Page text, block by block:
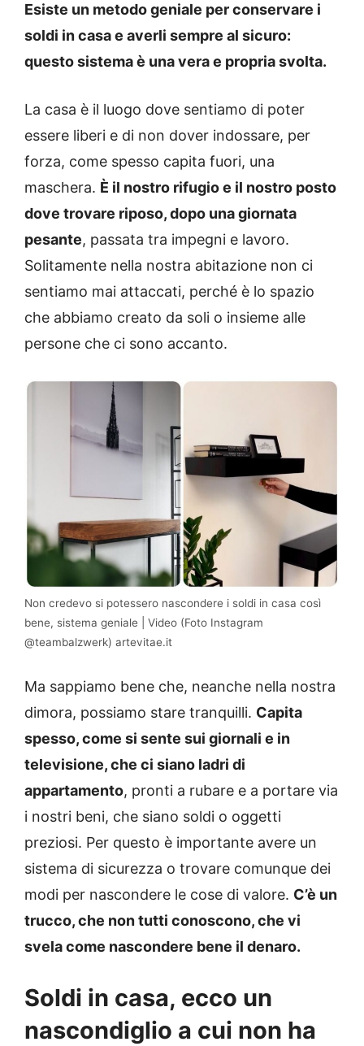
Esiste un metodo geniale per conservare i
soldi in casa e averli sempre al sicuro:
questo sistema è una vera e propria svolta.
La casa è il luogo dove sentiamo di poter
essere liberi e di non dover indossare, per
forza, come spesso capita fuori, una
maschera. È il nostro rifugio e il nostro posto
dove trovare riposo, dopo una giornata
pesante, passata tra impegni e lavoro.
Solitamente nella nostra abitazione non ci
sentiamo mai attaccati, perché è lo spazio
che abbiamo creato da soli o insieme alle
persone che ci sono accanto.
Non credevo si potessero nascondere i soldi in casa così
bene, sistema geniale | Video (Foto Instagram
@teambalzwerk) artevitae.it
Ma sappiamo bene che, neanche nella nostra
dimora, possiamo stare tranquilli. Capita
spesso, come si sente sui giornali e in
televisione, che ci siano ladri di
appartamento, pronti a rubare e a portare via
i nostri beni, che siano soldi o oggetti
preziosi. Per questo è importante avere un
sistema di sicurezza o trovare comunque dei
modi per nascondere le cose di valore. C’è un
trucco, che non tutti conoscono, che vi
svela come nascondere bene il denaro.
Soldi in casa, ecco un
nascondiglio a cui non ha